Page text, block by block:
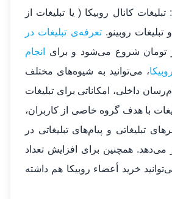
کانال روبیکا ( یا تبلیغات از
روبینو.تعرفه‌ی تبلیغات در
انجام
، می‌‌توانید به شیوه‌های مختلف
داخلی، امکاناتی برای تبلیغات
با هدف گروه خاصی از کاربران،
تبلیغاتی و پیام‌های تبلیغاتی در
می‌دهد. همچنین برای افزایش تعداد
خرید أعضاء روبیکا هم داشته